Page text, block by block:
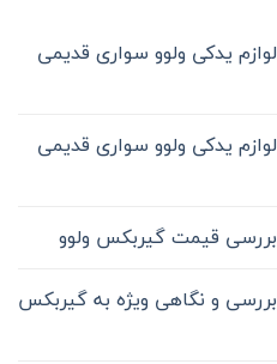
لوازم یدکی ولوو سواری قدیمی
لوازم یدکی ولوو سواری قدیمی
بررسی قیمت گیربکس ولوو
بررسی و نگاهی ویژه به گیربکس